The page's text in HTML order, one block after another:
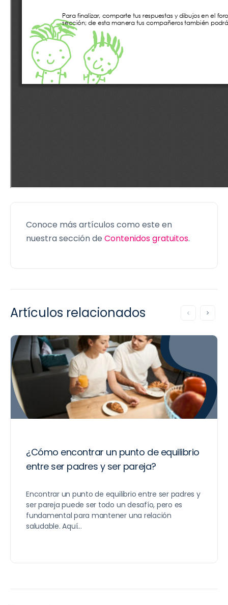
Conoce más artículos como este en
nuestra sección de Contenidos gratuitos.
Artículos relacionados
¿Cómo encontrar un punto de equilibrio
entre ser padres y ser pareja?
Encontrar un punto de equilibrio entre ser padres y
ser pareja puede ser todo un desafío, pero es
fundamental para mantener una relación
saludable. Aquí…